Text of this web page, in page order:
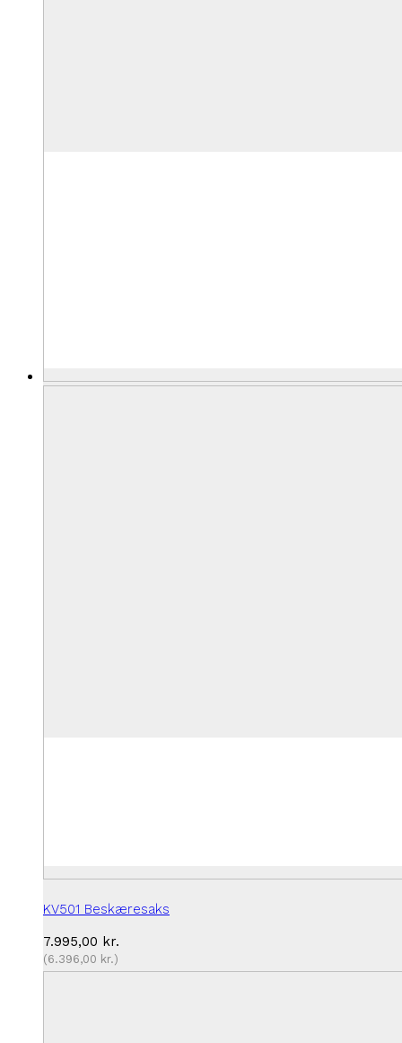
KV501 Beskæresaks
7.995,00 kr.
(6.396,00 kr.)